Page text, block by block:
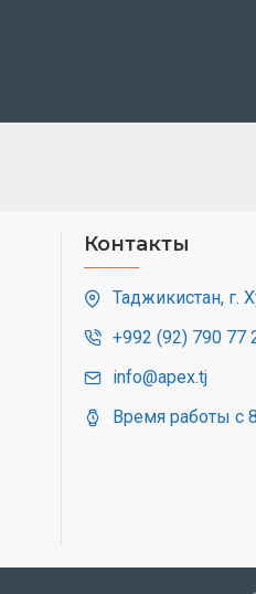
Контакты
Таджикистан, г.
+992 (92) 790 77
info@apex.tj
Время работы с